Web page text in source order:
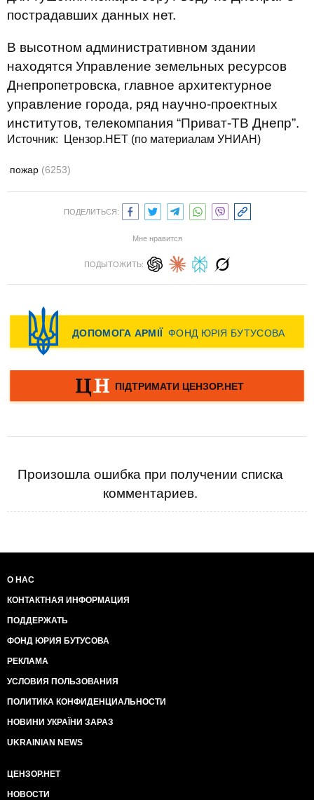
пострадавших данных нет.
В высотном административном здании
находятся Управление земельных ресурсов
Днепропетровска, главное архитектурное
управление города, ряд научно-проектных
институтов, телекомпания “Приват-ТВ Днепр”.
Источник: Цензор.НЕТ (по материалам УНИАН)
пожар (6253)
ПОДЕЛИТЬСЯ:
Мне нравится
ПОДЫТОЖИТЬ:
Произошла ошибка при получении списка
комментариев.
О НАС
КОНТАКТНАЯ ИНФОРМАЦИЯ
ПОДДЕРЖАТЬ
ФОНД ЮРИЯ БУТУСОВА
РЕКЛАМА
УСЛОВИЯ ПОЛЬЗОВАНИЯ
ПОЛИТИКА КОНФИДЕНЦИАЛЬНОСТИ
НОВИНИ УКРАЇНИ ЗАРАЗ
UKRAINIAN NEWS
ЦЕНЗОР.НЕТ
НОВОСТИ